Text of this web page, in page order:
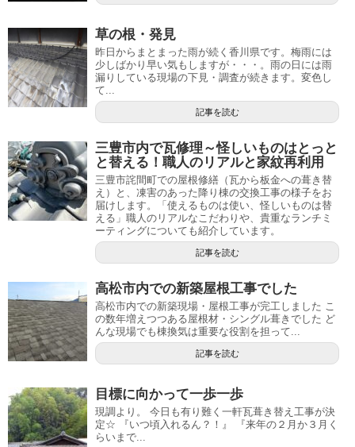
草の根・発見
昨日からまとまった雨が続く香川県です。梅雨には
少しばかり早い気もしますが・・・。雨の日には雨
漏りしている現場の下見・調査が続きます。変色し
て...
記事を読む
三豊市内で瓦修理～怪しいものはとっと
と替える！職人のリアルと家紋再利用
三豊市詫間町での屋根修繕（瓦から板金への葺き替
え）と、凍害のあった降り棟の交換工事の様子をお
届けします。「使えるものは使い、怪しいものは替
える」職人のリアルなこだわりや、貴重なランチミ
ーティングについても紹介しています。
記事を読む
高松市内での新築屋根工事でした
高松市内での新築現場・屋根工事が完工しました こ
の数年増えつつある屋根材・シングル葺きでした ど
んな現場でも棟換気は重要な役割を担って...
記事を読む
目標に向かって一歩一歩
現調より。 今日も有り難く一軒瓦葺き替え工事が決
定☆ 『いつ頃入れるん？！』 『来年の２月か３月く
らいまで...